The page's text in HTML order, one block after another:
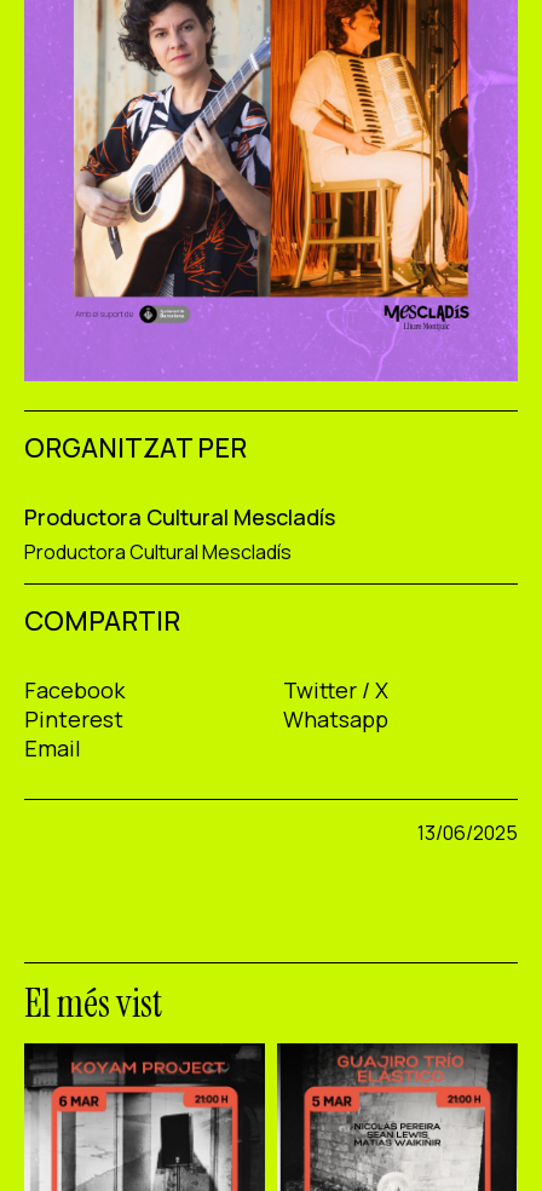
ORGANITZAT PER
Productora Cultural Mescladís
Productora Cultural Mescladís
COMPARTIR
Facebook
Twitter / X
Pinterest
Whatsapp
Email
13/06/2025
El més vist